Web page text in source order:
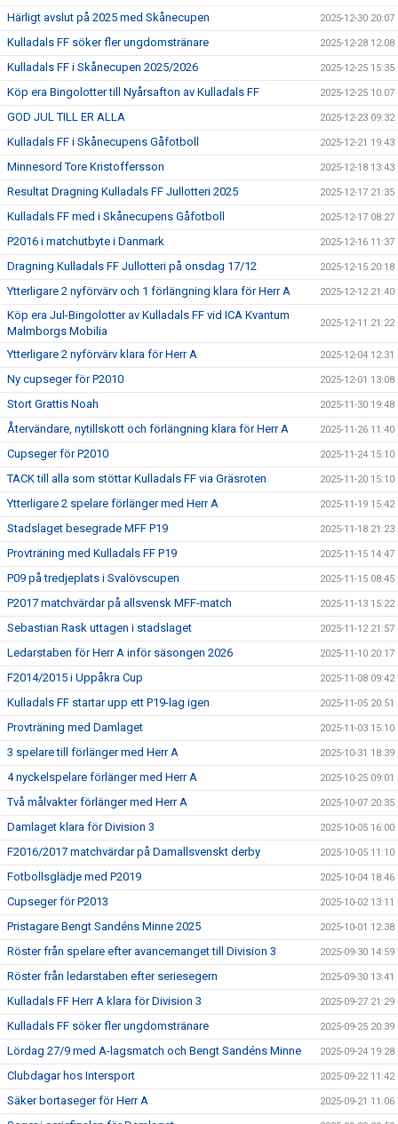
Härligt avslut på 2025 med Skånecupen 2025-12-30 20:07
Kulladals FF söker fler ungdomstränare 2025-12-28 12:08
Kulladals FF i Skånecupen 2025/2026 2025-12-25 15:35
Köp era Bingolotter till Nyårsafton av Kulladals FF 2025-12-25 10:07
GOD JUL TILL ER ALLA 2025-12-23 09:32
Kulladals FF i Skånecupens Gåfotboll 2025-12-21 19:43
Minnesord Tore Kristoffersson 2025-12-18 13:43
Resultat Dragning Kulladals FF Jullotteri 2025 2025-12-17 21:35
Kulladals FF med i Skånecupens Gåfotboll 2025-12-17 08:27
P2016 i matchutbyte i Danmark 2025-12-16 11:37
Dragning Kulladals FF Jullotteri på onsdag 17/12 2025-12-15 20:18
Ytterligare 2 nyförvärv och 1 förlängning klara för Herr A 2025-12-12 21:40
Köp era Jul-Bingolotter av Kulladals FF vid ICA Kvantum
Malmborgs Mobilia
2025-12-11 21:22
Ytterligare 2 nyförvärv klara för Herr A 2025-12-04 12:31
Ny cupseger för P2010 2025-12-01 13:08
Stort Grattis Noah 2025-11-30 19:48
Återvändare, nytillskott och förlängning klara för Herr A 2025-11-26 11:40
Cupseger för P2010 2025-11-24 15:10
TACK till alla som stöttar Kulladals FF via Gräsroten 2025-11-20 15:10
Ytterligare 2 spelare förlänger med Herr A 2025-11-19 15:42
Stadslaget besegrade MFF P19 2025-11-18 21:23
Provträning med Kulladals FF P19 2025-11-15 14:47
P09 på tredjeplats i Svalövscupen 2025-11-15 08:45
P2017 matchvärdar på allsvensk MFF-match 2025-11-13 15:22
Sebastian Rask uttagen i stadslaget 2025-11-12 21:57
Ledarstaben för Herr A inför säsongen 2026 2025-11-10 20:17
F2014/2015 i Uppåkra Cup 2025-11-08 09:42
Kulladals FF startar upp ett P19-lag igen 2025-11-05 20:51
Provträning med Damlaget 2025-11-03 15:10
3 spelare till förlänger med Herr A 2025-10-31 18:39
4 nyckelspelare förlänger med Herr A 2025-10-25 09:01
Två målvakter förlänger med Herr A 2025-10-07 20:35
Damlaget klara för Division 3 2025-10-05 16:00
F2016/2017 matchvärdar på Damallsvenskt derby 2025-10-05 11:10
Fotbollsglädje med P2019 2025-10-04 18:46
Cupseger för P2013 2025-10-02 13:11
Pristagare Bengt Sandéns Minne 2025 2025-10-01 12:38
Röster från spelare efter avancemanget till Division 3 2025-09-30 14:59
Röster från ledarstaben efter seriesegern 2025-09-30 13:41
Kulladals FF Herr A klara för Division 3 2025-09-27 21:29
Kulladals FF söker fler ungdomstränare 2025-09-25 20:39
Lördag 27/9 med A-lagsmatch och Bengt Sandéns Minne 2025-09-24 19:28
Clubdagar hos Intersport 2025-09-22 11:42
Säker bortaseger för Herr A 2025-09-21 11:06